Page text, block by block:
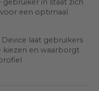
in staat zich
een optimaal
laat gebruikers
en waarborgt